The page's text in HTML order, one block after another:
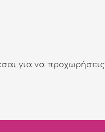
για να προχωρήσεις